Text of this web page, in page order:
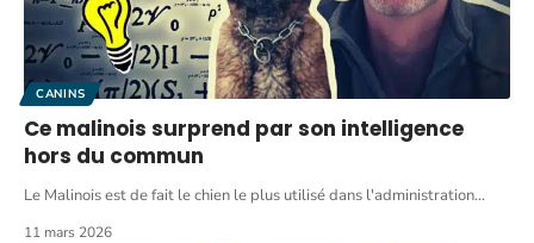
CANINS
Ce malinois surprend par son intelligence
hors du commun
Le Malinois est de fait le chien le plus utilisé dans l'administration…
11 mars 2026